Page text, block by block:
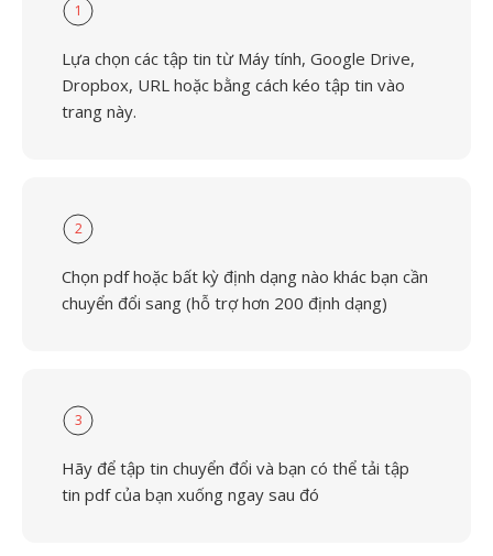
1
Lựa chọn các tập tin từ Máy tính, Google Drive,
Dropbox, URL hoặc bằng cách kéo tập tin vào
trang này.
2
Chọn pdf hoặc bất kỳ định dạng nào khác bạn cần
chuyển đổi sang (hỗ trợ hơn 200 định dạng)
3
Hãy để tập tin chuyển đổi và bạn có thể tải tập
tin pdf của bạn xuống ngay sau đó